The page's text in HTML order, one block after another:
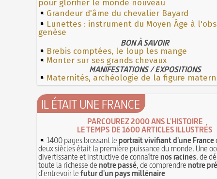
pour glorifier le monde nouveau
Grandeur d'âme du chevalier Bayard
Lunettes : instrument du Moyen Âge à
genèse
BON À SAVOIR
Brebis comptées, le loup les mange
Monter sur ses grands chevaux
MANIFESTATIONS / EXPOSITIONS
Maternités, archéologie de la figure
IL ÉTAIT UNE FRANCE
PARCOUREZ 2000 ANS L'HISTOIRE
LE TEMPS DE 1600 ARTICLES ILLUSTRÉS
1400 pages brossant leportrait vivifiant d'une France
deux siècles était la première puissance du monde. Une
divertissante et instructive de connaîtrenos racines, de
toute la richesse denotre passé, de comprendrenotre
d'entrevoir lefutur d'un pays millénaire